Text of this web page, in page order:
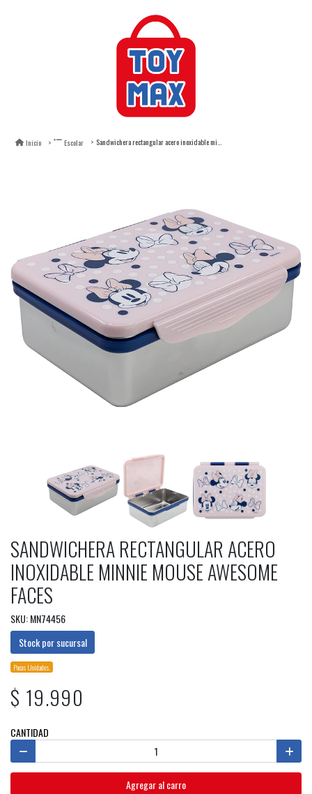
Inicio Escolar Sandwichera rectangular acero inoxidable minnie mouse awesome faces
SANDWICHERA RECTANGULAR ACERO
INOXIDABLE MINNIE MOUSE AWESOME
FACES
SKU: MN74456
Stock por sucursal
Pocas Unidades.
$ 19.990
CANTIDAD
Agregar al carro